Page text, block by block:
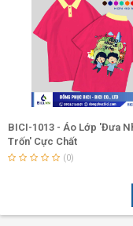
BICI-1013 - Áo Lớp 'Đưa
Trốn' Cực Chất
(0)